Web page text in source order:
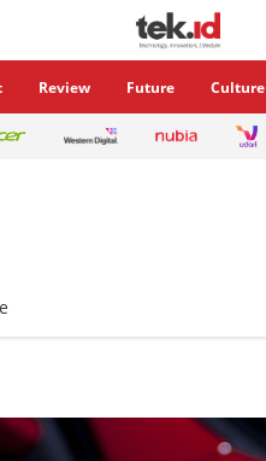
Review Future Culture